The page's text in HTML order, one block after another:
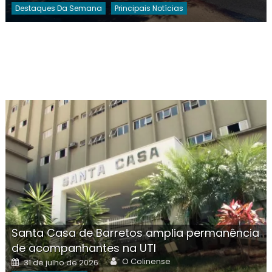
Destaques Da Semana Principais Notícias
Santa Casa de Barretos amplia permanência
de acompanhantes na UTI
Posted
on
31 de julho de 2026 Author
O Colinense